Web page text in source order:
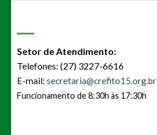
Setor de Atendimento:
Telefones: (27) 3227-6616
E-mail: secretaria@crefito15.org.br
Funcionamento de 8:30h às 17:30h